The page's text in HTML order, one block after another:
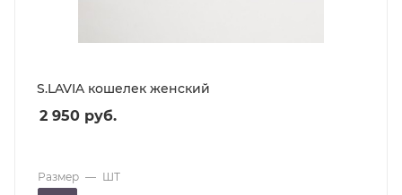
S.LAVIA кошелек женский
2 950 руб.
Размер — ШТ